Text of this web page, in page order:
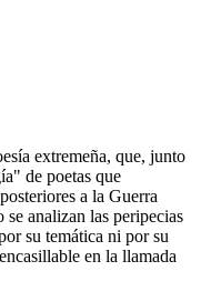
extremeña, que, junto
de poetas que
a la Guerra
analizan las peripecias
su temática ni por su
en la llamada